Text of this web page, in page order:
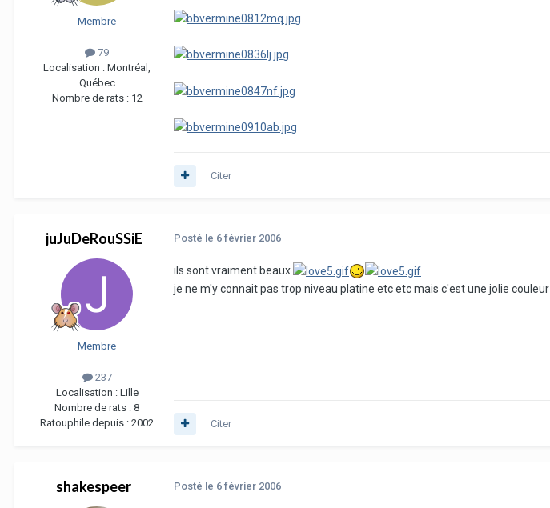
Membre
79
Localisation : Montréal,
Québec
Nombre de rats : 12
Citer
juJuDeRouSSiE
Membre
237
Localisation : Lille
Nombre de rats : 8
Ratouphile depuis : 2002
Posté le 6 février 2006
ils sont vraiment beaux
je ne m'y connait pas trop niveau platine etc etc mais c'est une jolie couleur
Citer
shakespeer Posté le 6 février 2006